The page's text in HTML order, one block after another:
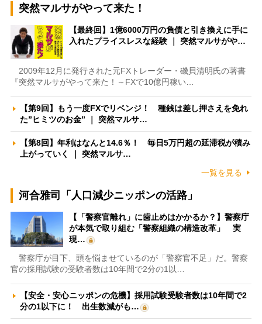
突然マルサがやって来た！
【最終回】1億6000万円の負債と引き換えに手に
入れたプライスレスな経験 ｜ 突然マルサがや…
2009年12月に発行された元FXトレーダー・磯貝清明氏の著書
『突然マルサがやって来た！～FXで10億円稼い…
【第9回】もう一度FXでリベンジ！ 種銭は差し押さえを免れ
た”ヒミツのお金” ｜ 突然マルサ…
【第8回】年利はなんと14.6％！ 毎日5万円超の延滞税が積み
上がっていく ｜ 突然マルサ…
一覧を見る
河合雅司「人口減少ニッポンの活路」
【「警察官離れ」に歯止めはかかるか？】警察庁
が本気で取り組む「警察組織の構造改革」 実
現…
警察庁が目下、頭を悩ませているのが「警察官不足」だ。警察
官の採用試験の受験者数は10年間で2分の1以…
【安全・安心ニッポンの危機】採用試験受験者数は10年間で2
分の1以下に！ 出生数減がも…